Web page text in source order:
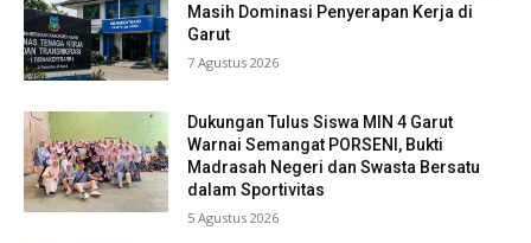
Masih Dominasi Penyerapan Kerja di
Garut
7 Agustus 2026
Dukungan Tulus Siswa MIN 4 Garut
Warnai Semangat PORSENI, Bukti
Madrasah Negeri dan Swasta Bersatu
dalam Sportivitas
5 Agustus 2026